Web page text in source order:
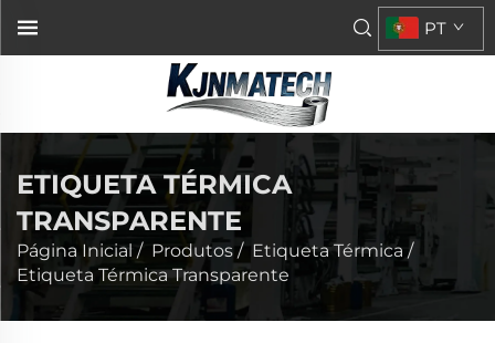
PT
ETIQUETA TÉRMICA
TRANSPARENTE
Página Inicial / Produtos / Etiqueta Térmica /
Etiqueta Térmica Transparente